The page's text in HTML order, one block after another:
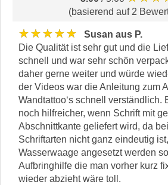
(basierend auf 2
★★★★★
Susan aus P.
Die Qualität ist sehr gut und die
schnell und war sehr schön
daher gerne weiter und würde
der Videos war die Anleitung zum
Wandtattoo‘s schnell verständlich.
noch hilfreicher, wenn Schrift mit
Abschnittkante geliefert wird, da
Schriftarten nicht ganz eindeutig
Wasserwaage angesetzt werden
Aufbringhilfe die man vorher kurz
wieder abzieht wäre toll.